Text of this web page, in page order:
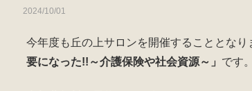
2024/10/01
今年度も丘の上サロンを開催することとな
要になった!!～介護保険や社会資源～」 です。